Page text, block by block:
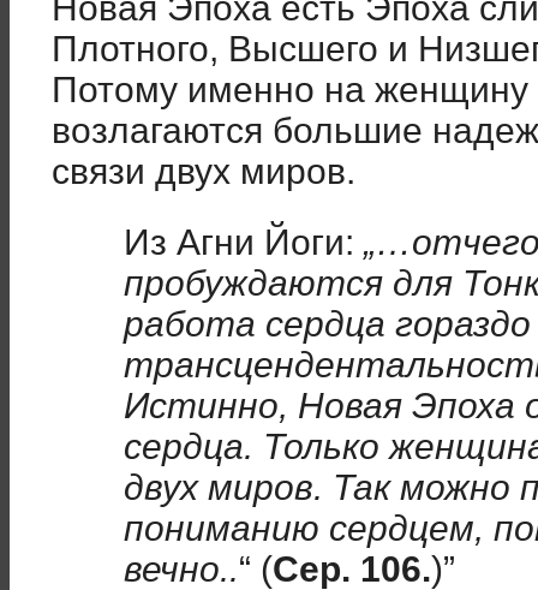
Плотного, Высшего и
Потому именно на
возлагаются большие
связи двух миров.
Из Агни Йоги:
пробуждаются для
работа сердца
Истинно, Новая Эпоха
сердца. Только
двух миров. Так можно
пониманию сердцем,
вечно..“ (Сер. 106.)”